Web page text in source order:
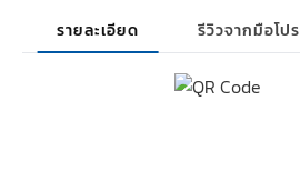
รายละเอียด รีวิวจากมือโปร